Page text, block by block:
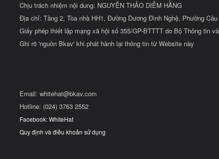
Chịu trách nhiệm nội dung: NGUYỄN THẢO DIỄM HẰNG
Địa chỉ: Tầng 2, Tòa nhà HH1, Đường Dương Đình Nghệ, Phường
Giấy phép thiết lập mạng xã hội số 355/GP-BTTTT do Bộ Thông tin
Ghi rõ 'nguồn Bkav' khi phát hành lại thông tin từ Website này
Email: whitehat@bkav.com
Hotline: (024) 3763 2552
Facebook: WhiteHat
Quy định và điều khoản sử dụng